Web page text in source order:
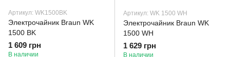
Артикул: WK1500BK
Электрочайник Braun WK
1500 BK
1 609 грн
В наличии
Артикул: WK 1500 WH
Электрочайник Braun WK
1500 WH
1 629 грн
В наличии